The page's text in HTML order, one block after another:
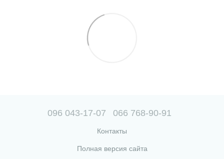
096 043-17-07 066 768-90-91
Контакты
Полная версия сайта